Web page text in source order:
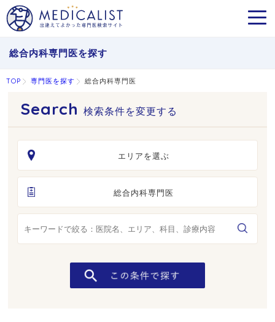
総合内科専門医を探す
TOP 専門医を探す 総合内科専門医
検索条件を変更する
エリアを選ぶ
総合内科専門医